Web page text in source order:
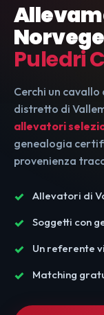
Puledri
Cerchi un cavallo
distretto di
allevatori
genealogia
provenienza
Allevatori di
Soggetti con
Un referente
Matching